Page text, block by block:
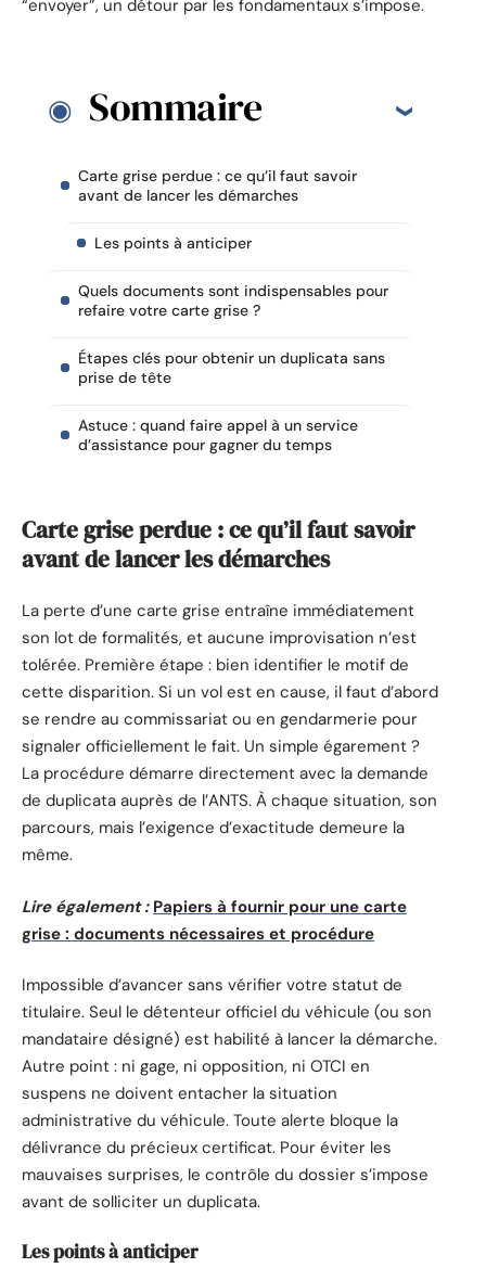
“envoyer”, un détour par les fondamentaux s’impose.
Sommaire
Carte grise perdue : ce qu’il faut savoir
avant de lancer les démarches
Les points à anticiper
Quels documents sont indispensables pour
refaire votre carte grise ?
Étapes clés pour obtenir un duplicata sans
prise de tête
Astuce : quand faire appel à un service
d’assistance pour gagner du temps
Carte grise perdue : ce qu’il faut savoir
avant de lancer les démarches
La perte d’une carte grise entraîne immédiatement
son lot de formalités, et aucune improvisation n’est
tolérée. Première étape : bien identifier le motif de
cette disparition. Si un vol est en cause, il faut d’abord
se rendre au commissariat ou en gendarmerie pour
signaler officiellement le fait. Un simple égarement ?
La procédure démarre directement avec la demande
de duplicata auprès de l’ANTS. À chaque situation, son
parcours, mais l’exigence d’exactitude demeure la
même.
Lire également : Papiers à fournir pour une carte
grise : documents nécessaires et procédure
Impossible d’avancer sans vérifier votre statut de
titulaire. Seul le détenteur officiel du véhicule (ou son
mandataire désigné) est habilité à lancer la démarche.
Autre point : ni gage, ni opposition, ni OTCI en
suspens ne doivent entacher la situation
administrative du véhicule. Toute alerte bloque la
délivrance du précieux certificat. Pour éviter les
mauvaises surprises, le contrôle du dossier s’impose
avant de solliciter un duplicata.
Les points à anticiper